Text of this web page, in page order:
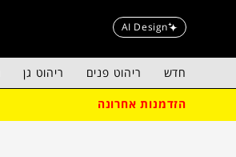
AI Design
חדש ריהוט פנים ריהוט גן
הזדמנות אחרונה